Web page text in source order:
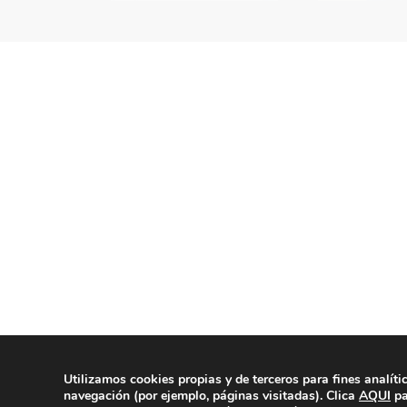
© Copyright 2020 | La Veu
Utilizamos cookies propias y de terceros para fines
navegación (por ejemplo, páginas visitadas). Clica AQUI